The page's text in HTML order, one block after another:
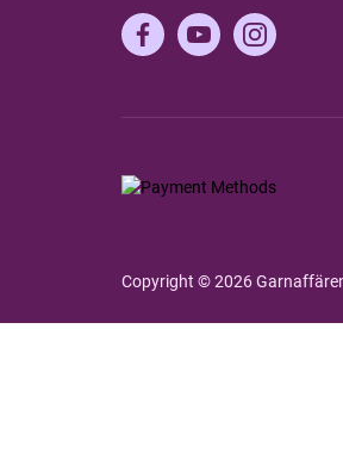
Copyright © 2026